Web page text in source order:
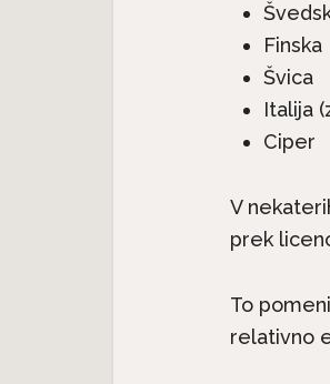
Finska
Švica
Italija
Ciper
V
prek
To
relativno